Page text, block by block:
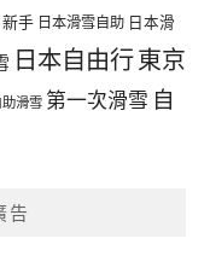
手 日本滑雪自助 日本滑
日本自由行東京
滑雪 第一次滑雪 自
告